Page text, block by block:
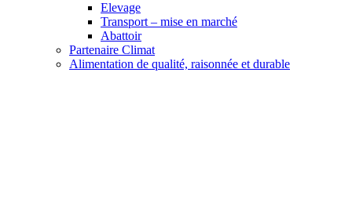
Elevage
Transport – mise en marché
Abattoir
Partenaire Climat
Alimentation de qualité, raisonnée et durable